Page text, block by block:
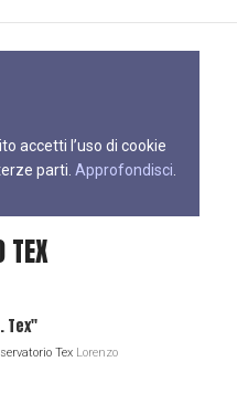
accetti l’uso di cookie
parti. Approfondisci
TEX
Tex"
Tex Lorenzo